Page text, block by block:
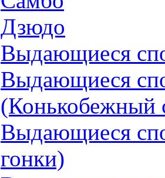
Дзюдо
Выдающиеся
Выдающиеся
(Конькобежный
Выдающиеся
гонки)